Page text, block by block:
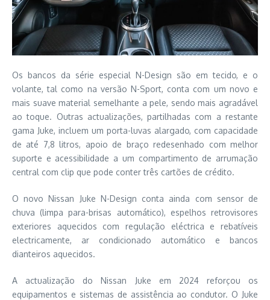
Os bancos da série especial N-Design são em tecido, e o
volante, tal como na versão N-Sport, conta com um novo e
mais suave material semelhante a pele, sendo mais agradável
ao toque. Outras actualizações, partilhadas com a restante
gama Juke, incluem um porta-luvas alargado, com capacidade
de até 7,8 litros, apoio de braço redesenhado com melhor
suporte e acessibilidade a um compartimento de arrumação
central com clip que pode conter três cartões de crédito.
O novo Nissan Juke N-Design conta ainda com sensor de
chuva (limpa para-brisas automático), espelhos retrovisores
exteriores aquecidos com regulação eléctrica e rebatíveis
electricamente, ar condicionado automático e bancos
dianteiros aquecidos.
A actualização do Nissan Juke em 2024 reforçou os
equipamentos e sistemas de assistência ao condutor. O Juke